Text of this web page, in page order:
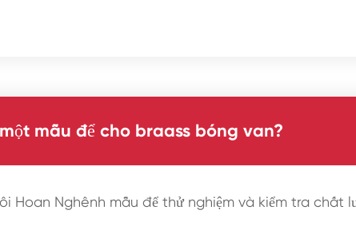
mẫu để cho braass bóng van?
Hoan Nghênh mẫu để thử nghiệm và kiểm tra chất